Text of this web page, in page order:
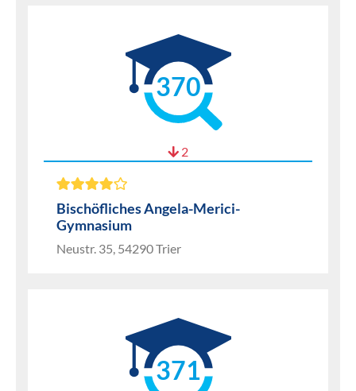
370
2
Bischöfliches Angela-Merici-
Gymnasium
Neustr. 35, 54290 Trier
371